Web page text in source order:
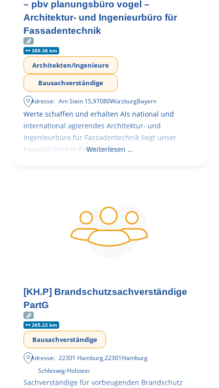
– pbv planungsbüro vogel –
Architektur- und Ingenieurbüro für
Fassadentechnik
389.38 km
Architekten/Ingenieure
Bausachverständige
Adresse: Am Stein 15,97080WürzburgBayern
Werte schaffen und erhalten Als national und
international agierendes Architektur- und
Ingenieurbüro für Fassadentechnik liegt unser
hauptsächlicher Fokus in der
Weiterlesen …
[KH.P] Brandschutzsachverständige
PartG
265.22 km
Bausachverständige
Adresse: 22301 Hamburg,22301Hamburg
Schleswig-Holstein
Sachverständige für vorbeugenden Brandschutz